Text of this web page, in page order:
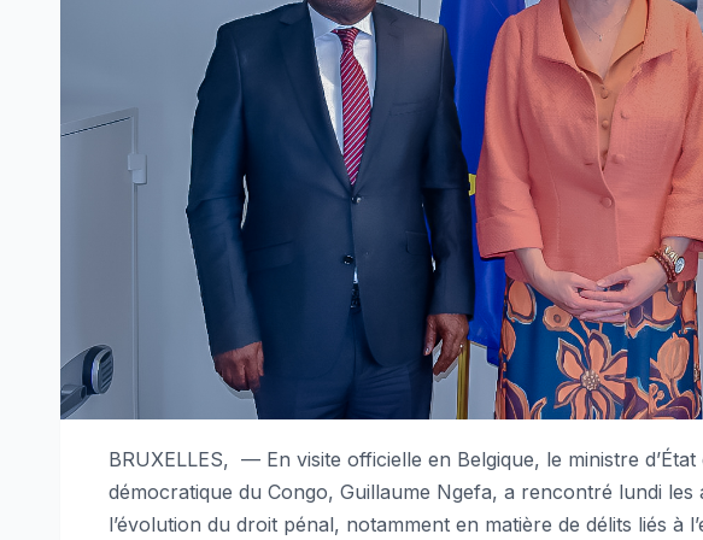
BRUXELLES, — En visite officielle en Belgique, le ministre
démocratique du Congo, Guillaume Ngefa, a rencontré lundi
l’évolution du droit pénal, notamment en matière de délits liés à